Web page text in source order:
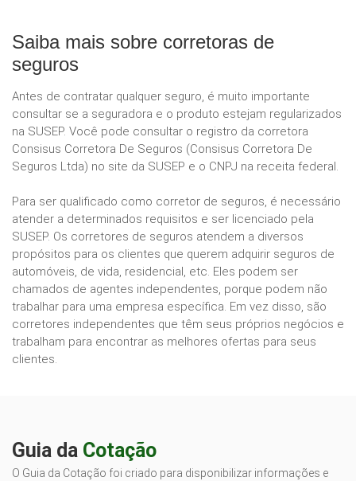
Saiba mais sobre corretoras de
seguros
Antes de contratar qualquer seguro, é muito importante
consultar se a seguradora e o produto estejam regularizados
na SUSEP. Você pode consultar o registro da corretora
Consisus Corretora De Seguros (Consisus Corretora De
Seguros Ltda) no site da SUSEP e o CNPJ na receita federal.
Para ser qualificado como corretor de seguros, é necessário
atender a determinados requisitos e ser licenciado pela
SUSEP. Os corretores de seguros atendem a diversos
propósitos para os clientes que querem adquirir seguros de
automóveis, de vida, residencial, etc. Eles podem ser
chamados de agentes independentes, porque podem não
trabalhar para uma empresa específica. Em vez disso, são
corretores independentes que têm seus próprios negócios e
trabalham para encontrar as melhores ofertas para seus
clientes.
Guia da Cotação
O Guia da Cotação foi criado para disponibilizar informações e